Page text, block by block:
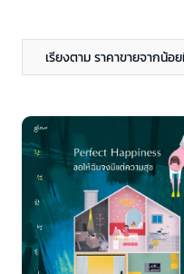
เรียงตาม ราคาขายจากน้อ